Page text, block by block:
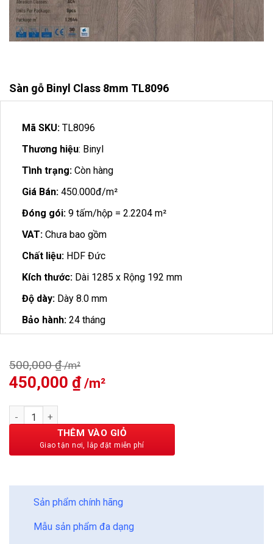
Sàn gỗ Binyl Class 8mm TL8096
Mã SKU: TL8096
Thương hiệu: Binyl
Tình trạng: Còn hàng
Giá Bán: 450.000đ/m²
Đóng gói: 9 tấm/hộp = 2.2204 m²
VAT: Chưa bao gồm
Chất liệu: HDF Đức
Kích thước: Dài 1285 x Rộng 192 mm
Độ dày: Dày 8.0 mm
Bảo hành: 24 tháng
500,000₫
Giá
gốc
là:
500,000 ₫.
450,000 ₫
450,000 ₫.
Sàn gỗ Binyl Class 8mm TL8096 số lượng
THÊM VÀO GIỎ
Sản phẩm chính hãng
Mẫu sản phẩm đa dạng